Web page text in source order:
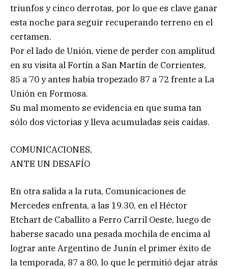
triunfos y cinco derrotas, por lo que es clave ganar
esta noche para seguir recuperando terreno en el
certamen.
Por el lado de Unión, viene de perder con amplitud
en su visita al Fortín a San Martín de Corrientes,
85 a 70 y antes había tropezado 87 a 72 frente a La
Unión en Formosa.
Su mal momento se evidencia en que suma tan
sólo dos victorias y lleva acumuladas seis caídas.
COMUNICACIONES,
ANTE UN DESAFÍO
En otra salida a la ruta, Comunicaciones de
Mercedes enfrenta, a las 19.30, en el Héctor
Etchart de Caballito a Ferro Carril Oeste, luego de
haberse sacado una pesada mochila de encima al
lograr ante Argentino de Junín el primer éxito de
la temporada, 87 a 80, lo que le permitió dejar atrás